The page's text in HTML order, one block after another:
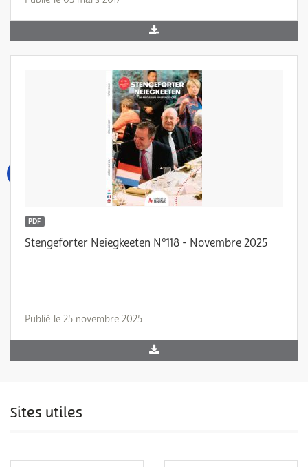
PDF
Stengeforter Neiegkeeten N°118 - Novembre 2025
Publié le 25 novembre 2025
Sites utiles